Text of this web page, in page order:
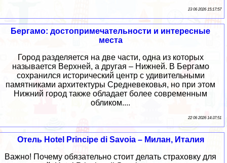
23 06 2026 15:17:57
Бергамо: достопримечательности и интересные
места
Город разделяется на две части, одна из которых
называется Верхней, а другая – Нижней. В Бергамо
сохранился исторический центр с удивительными
памятниками архитектуры Средневековья, но при этом
Нижний город также обладает более современным
обликом....
22 06 2026 14:37:51
Отель Hotel Principe di Savoia – Милан, Италия
Важно! Почему обязательно стоит делать страховку для